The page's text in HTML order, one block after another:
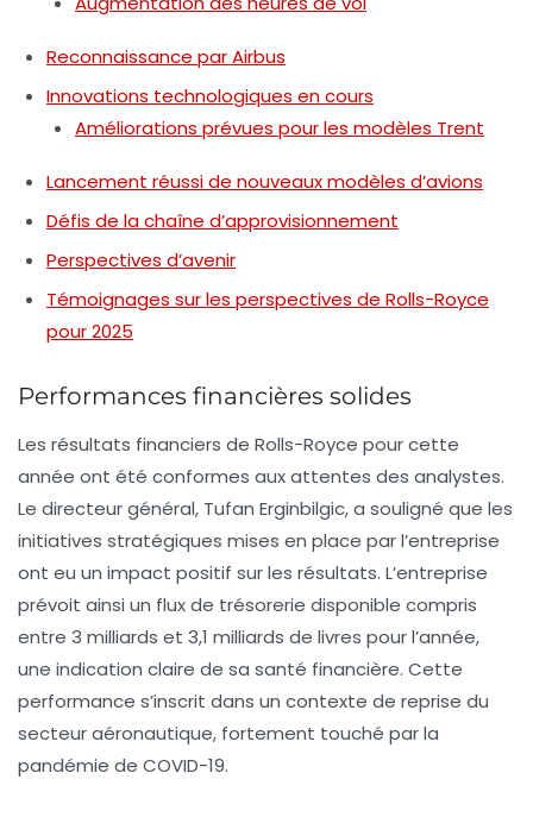
Reconnaissance par Airbus
Innovations technologiques en cours
Améliorations prévues pour les modèles Trent
Lancement réussi de nouveaux modèles d’avions
Défis de la chaîne d’approvisionnement
Perspectives d’avenir
Témoignages sur les perspectives de Rolls-Royce
pour 2025
Performances financières solides
Les résultats financiers de Rolls-Royce pour cette
année ont été conformes aux attentes des analystes.
Le directeur général, Tufan Erginbilgic, a souligné que les
initiatives stratégiques mises en place par l’entreprise
ont eu un impact positif sur les résultats. L’entreprise
prévoit ainsi un flux de trésorerie disponible compris
entre 3 milliards et 3,1 milliards de livres pour l’année,
une indication claire de sa santé financière. Cette
performance s’inscrit dans un contexte de reprise du
secteur aéronautique, fortement touché par la
pandémie de COVID-19.